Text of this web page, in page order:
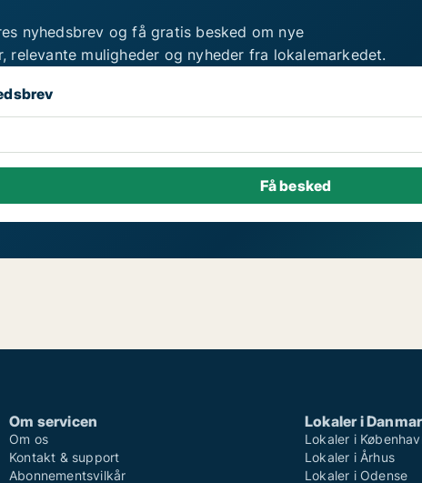
nyhedsbrev og få gratis besked om nye
relevante muligheder og nyheder fra lokalemarkedet.
Om servicen
Om os
Kontakt & support
Abonnementsvilkår
Lokaler i
Lokaler i
Lokaler i Århus
Lokaler i Odense